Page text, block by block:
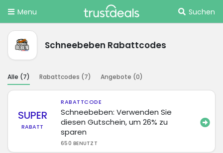
Menu Suchen
Schneebeben Rabattcodes
Alle (7) Rabattcodes (7) Angebote (0)
SUPER
RABATT
RABATTCODE
Schneebeben: Verwenden Sie
diesen Gutschein, um 26% zu
sparen
650 BENUTZT